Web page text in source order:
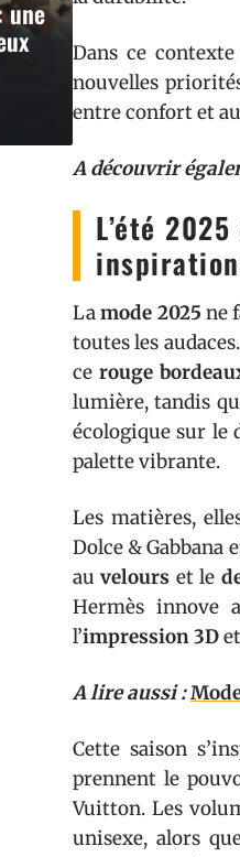
une
Dans ce
nouvelles
entre confort et
A découvrir
L’été
Lamode 2025 ne
toutes les
cerouge
lumière, tandis
écologique sur le
palette vibrante.
Les matières,
Dolce &
auvelours et le
Hermès innove
l’impression 3D
A lire aussi :
Cette saison
prennent le
Vuitton. Les
unisexe, alors